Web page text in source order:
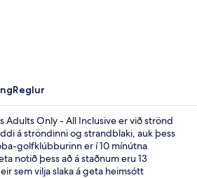
Reglur
Adults Only - All Inclusive er við strönd
á ströndinni og strandblaki, auk þess
golfklúbburinn er í 10 mínútna
notið þess að á staðnum eru 13
sem vilja slaka á geta heimsótt